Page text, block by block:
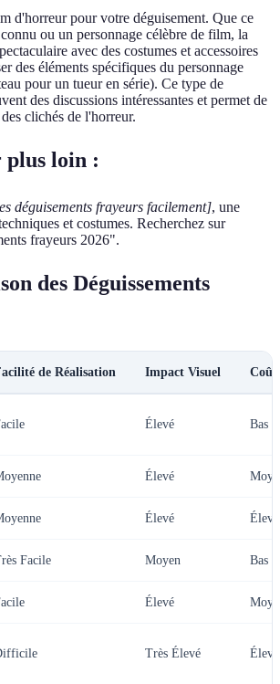
d'horreur pour votre déguisement. Que ce
ou un personnage célèbre de film, la
avec des costumes et accessoires
des éléments spécifiques du personnage
pour un tueur en série). Ce type de
des discussions intéressantes et permet de
clichés de l'horreur.
plus loin :
déguisements frayeurs facilement], une
et costumes. Recherchez sur
frayeurs 2026".
des Déguissements
de Réalisation Impact Visuel Coût
Élevé Bas
Élevé
Élevé Élevé
Facile Moyen Bas
Élevé
Très Élevé Élevé